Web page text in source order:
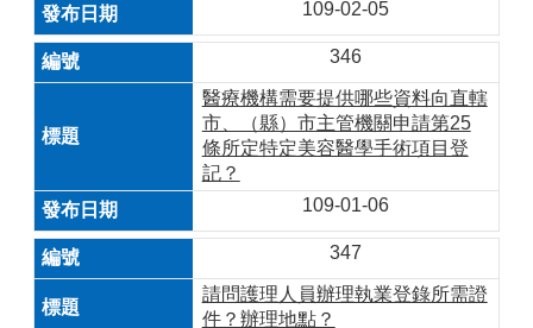
109-02-05
346
醫療機構需要提供哪些資料向直轄
市、（縣）市主管機關申請第25
條所定特定美容醫學手術項目登
記？
109-01-06
347
請問護理人員辦理執業登錄所需證
件？辦理地點？